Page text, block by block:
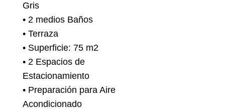
Gris
• 2 medios Baños
• Terraza
• Superficie: 75 m2
• 2 Espacios de
Estacionamiento
• Preparación para Aire
Acondicionado